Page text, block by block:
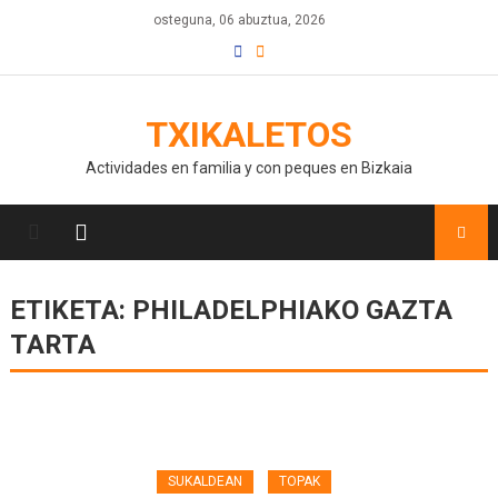
osteguna, 06 abuztua, 2026
TXIKALETOS
Actividades en familia y con peques en Bizkaia
ETIKETA: PHILADELPHIAKO GAZTA
TARTA
SUKALDEAN TOPAK